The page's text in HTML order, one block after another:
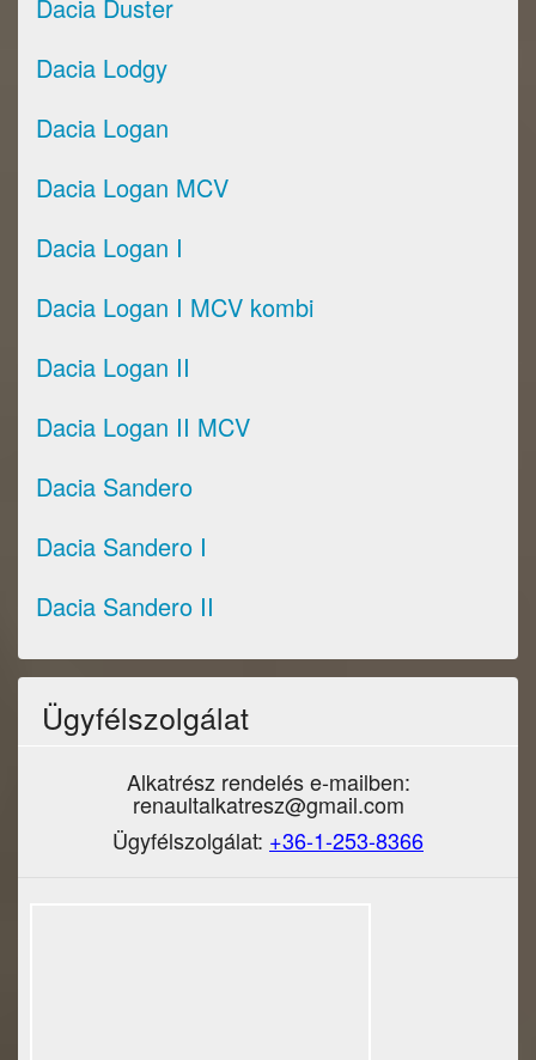
Dacia Duster
Dacia Lodgy
Dacia Logan
Dacia Logan MCV
Dacia Logan I
Dacia Logan I MCV kombi
Dacia Logan II
Dacia Logan II MCV
Dacia Sandero
Dacia Sandero I
Dacia Sandero II
Ügyfélszolgálat
Alkatrész rendelés e-mailben:
renaultalkatresz@gmail.com
Ügyfélszolgálat: +36-1-253-8366